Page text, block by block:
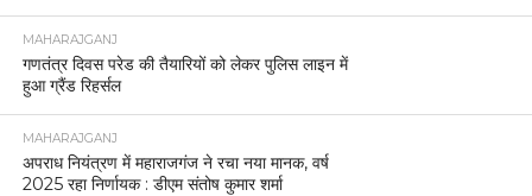
MAHARAJGANJ
गणतंत्र दिवस परेड की तैयारियों को लेकर पुलिस लाइन में
हुआ ग्रैंड रिहर्सल
MAHARAJGANJ
अपराध नियंत्रण में महाराजगंज ने रचा नया मानक, वर्ष
2025 रहा निर्णायक : डीएम संतोष कुमार शर्मा